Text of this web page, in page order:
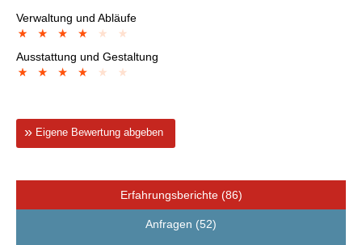
Verwaltung und Abläufe
Ausstattung und Gestaltung
Eigene Bewertung abgeben
Erfahrungsberichte (86)
Anfragen (52)